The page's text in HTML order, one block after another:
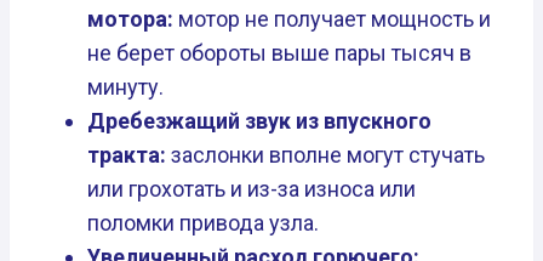
мотора: мотор не получает мощность и
не берет обороты выше пары тысяч в
минуту.
Дребезжащий звук из впускного
тракта: заслонки вполне могут стучать
или грохотать и из-за износа или
поломки привода узла.